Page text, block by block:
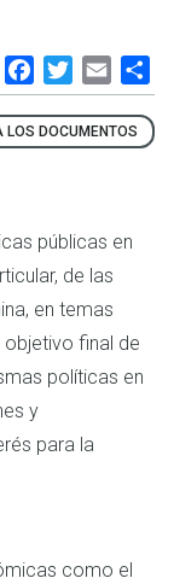
FacebookTwitterEmail
LOS DOCUMENTOS
públicas en
de las
en temas
final de
políticas en
y
para la
como el